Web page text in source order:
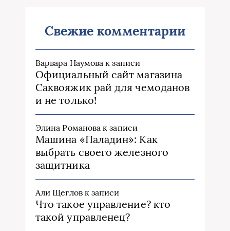
Свежие комментарии
Варвара Наумова к записи
Официальный сайт магазина
Саквояжик рай для чемоданов
и не только!
Элина Романова к записи
Машина «Паладин»: Как
выбрать своего железного
защитника
Али Щегловк записи
Что такое управление? кто
такой управленец?